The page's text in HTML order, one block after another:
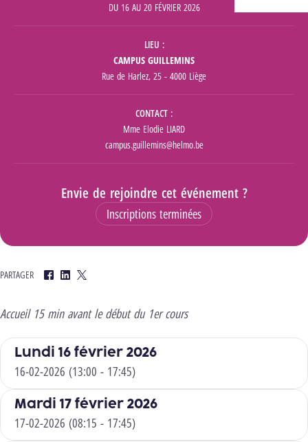
DU 16AU 20 FÉVRIER 2026
LIEU
CAMPUS GUILLEMINS
Rue de Harlez, 25 - 4000 Liège
CONTACT
Mme Elodie LIARD
campus.guillemins@helmo.be
Envie de rejoindre cet événement ?
Inscriptions terminées
PARTAGER
Facebook
LinkedInTwitter
Accueil 15 min avant le début du 1er cours
Lundi 16 février 2026
16-02-2026 (13:00 - 17:45)
Mardi 17 février 2026
17-02-2026 (08:15 - 17:45)